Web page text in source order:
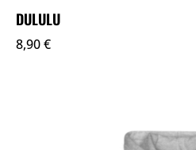
DULULU
8,90€